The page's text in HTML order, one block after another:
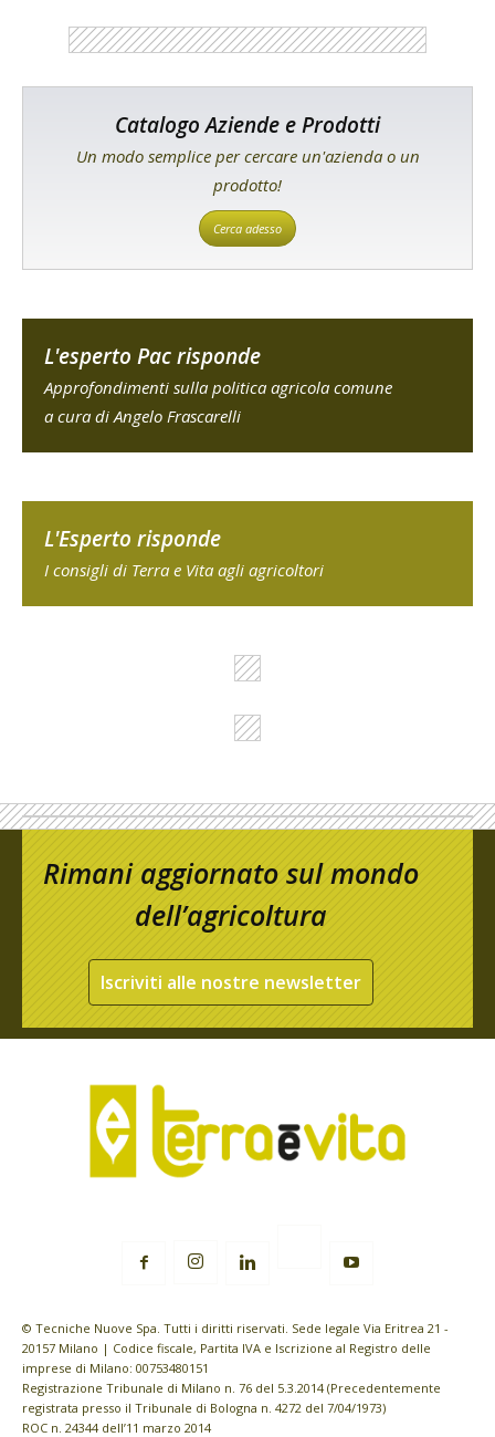
Catalogo Aziende e Prodotti
Un modo semplice per cercare un'azienda o un
prodotto!
Cerca adesso
L'esperto Pac risponde
Approfondimenti sulla politica agricola comune
a cura di Angelo Frascarelli
L'Esperto risponde
I consigli di Terra e Vita agli agricoltori
Rimani aggiornato sul mondo
dell’agricoltura
Iscriviti alle nostre newsletter
© Tecniche Nuove Spa. Tutti i diritti riservati. Sede legale Via Eritrea 21 -
20157 Milano | Codice fiscale, Partita IVA e Iscrizione al Registro delle
imprese di Milano: 00753480151
Registrazione Tribunale di Milano n. 76 del 5.3.2014 (Precedentemente
registrata presso il Tribunale di Bologna n. 4272 del 7/04/1973)
ROC n. 24344 dell’11 marzo 2014